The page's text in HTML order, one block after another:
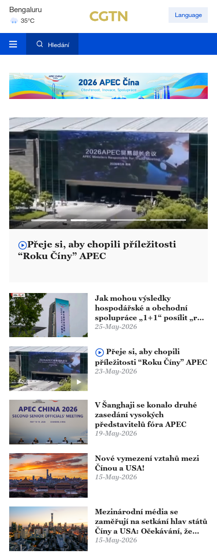
Hyderabad
42°C
Mumbai
Language
Hledání
Přeje si, aby chopili příležitosti
“Roku Číny” APEC
Jak mohou výsledky
hospodářské a obchodní
spolupráce „1+1“ posílit „rok
Číny“ v APEC?
25-May-2026
Přeje si, aby chopili
příležitosti “Roku Číny” APEC
23-May-2026
V Šanghaji se konalo druhé
zasedání vysokých
představitelů fóra APEC
19-May-2026
Nové vymezení vztahů mezi
Čínou a USA!
15-May-2026
Mezinárodní média se
zaměřují na setkání hlav států
Číny a USA: Očekávání, že
spolupráce obou zemí dodá
15-May-2026